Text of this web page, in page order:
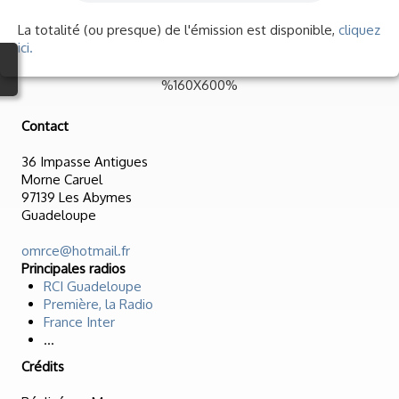
La totalité (ou presque) de l'émission est disponible, cliquez
ici.
%160X600%
Contact
36 Impasse Antigues
Morne Caruel
97139 Les Abymes
Guadeloupe
omrce@hotmail.fr
Principales radios
RCI Guadeloupe
Première, la Radio
France Inter
...
Crédits